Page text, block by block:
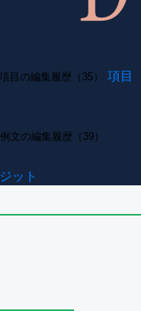
項目の編集履歴（35）
項目
例文の編集履歴（39）
ット